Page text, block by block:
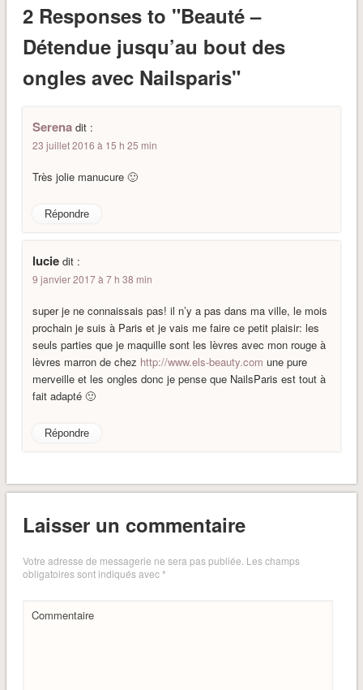
2 Responses to "Beauté –
Détendue jusqu’au bout des
ongles avec Nailsparis"
Serena dit :
23 juillet 2016 à 15 h 25 min
Très jolie manucure 🙂
Répondre
lucie dit :
9 janvier 2017 à 7 h 38 min
super je ne connaissais pas! il n’y a pas dans ma ville, le mois
prochain je suis à Paris et je vais me faire ce petit plaisir: les
seuls parties que je maquille sont les lèvres avec mon rouge à
lèvres marron de chez http://www.els-beauty.com une pure
merveille et les ongles donc je pense que NailsParis est tout à
fait adapté 🙂
Répondre
Laisser un commentaire
Votre adresse de messagerie ne sera pas publiée.Les champs
obligatoires sont indiqués avec*
Commentaire